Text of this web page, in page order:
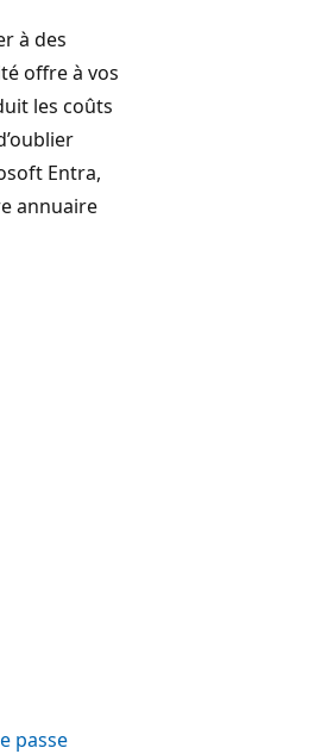
à des
offre à vos
les coûts
Entra,
annuaire
passe